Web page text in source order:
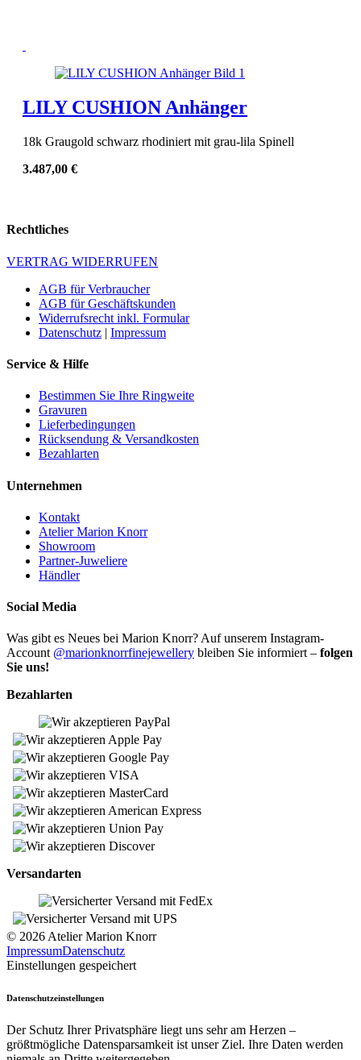
LILY CUSHION Anhänger
18k Graugold schwarz rhodiniert mit grau-lila Spinell
3.487,00 €
Rechtliches
VERTRAG WIDERRUFEN
AGB für Verbraucher
AGB für Geschäftskunden
Widerrufsrecht inkl. Formular
Datenschutz | Impressum
Service & Hilfe
Bestimmen Sie Ihre Ringweite
Gravuren
Lieferbedingungen
Rücksendung & Versandkosten
Bezahlarten
Unternehmen
Kontakt
Atelier Marion Knorr
Showroom
Partner-Juweliere
Händler
Social Media
Was gibt es Neues bei Marion Knorr? Auf unserem Instagram-
Account @marionknorrfinejewellery bleiben Sie informiert – folgen
Sie uns!
Bezahlarten
Versandarten
© 2026 Atelier Marion Knorr
ImpressumDatenschutz
Einstellungen gespeichert
Datenschutzeinstellungen
Der Schutz Ihrer Privatsphäre liegt uns sehr am Herzen –
größtmögliche Datensparsamkeit ist unser Ziel. Ihre Daten werden